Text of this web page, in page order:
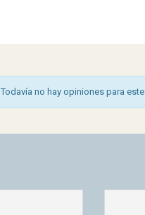
Todavía no hay opiniones para